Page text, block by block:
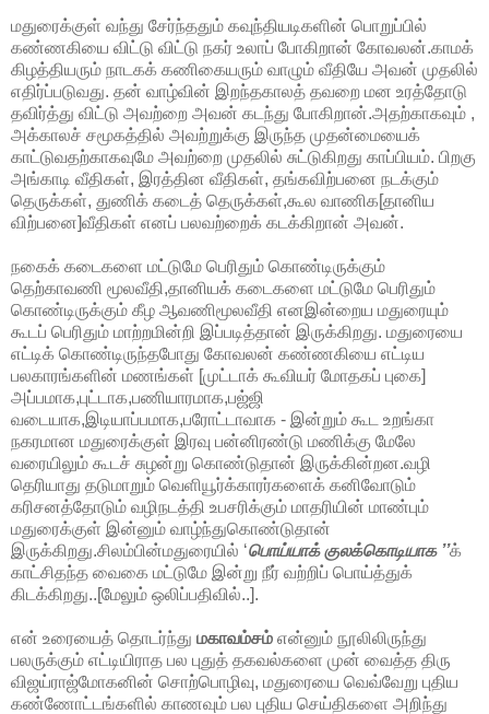
மதுரைக்குள் வந்து சேர்ந்ததும் கவுந்தியடிகளின் பொறுப்பில்
கண்ணகியை விட்டு விட்டு நகர் உலாப் போகிறான் கோவலன்.காமக்
கிழத்தியரும் நாடகக் கணிகையரும் வாழும் வீதியே அவன் முதலில்
எதிர்ப்படுவது. தன் வாழ்வின் இறந்தகாலத் தவறை மன உரத்தோடு
தவிர்த்து விட்டு அவற்றை அவன் கடந்து போகிறான்.அதற்காகவும் ,
அக்காலச் சமூகத்தில் அவற்றுக்கு இருந்த முதன்மையைக்
காட்டுவதற்காகவுமே அவற்றை முதலில் சுட்டுகிறது காப்பியம். பிறகு
அங்காடி வீதிகள், இரத்தின வீதிகள், தங்கவிற்பனை நடக்கும்
தெருக்கள், துணிக் கடைத் தெருக்கள்,கூல வாணிக[தானிய
விற்பனை]வீதிகள் எனப் பலவற்றைக் கடக்கிறான் அவன்.
நகைக் கடைகளை மட்டுமே பெரிதும் கொண்டிருக்கும்
தெற்காவணி மூலவீதி,தானியக் கடைகளை மட்டுமே பெரிதும்
கொண்டிருக்கும் கீழ ஆவணிமூலவீதி எனஇன்றைய மதுரையும்
கூடப் பெரிதும் மாற்றமின்றி இப்படித்தான் இருக்கிறது. மதுரையை
எட்டிக் கொண்டிருந்தபோது கோவலன் கண்ணகியை எட்டிய
பலகாரங்களின் மணங்கள் [முட்டாக் கூவியர் மோதகப் புகை]
அப்பமாக,புட்டாக,பணியாரமாக,பஜ்ஜி
வடையாக,இடியாப்பமாக,பரோட்டாவாக - இன்றும் கூட உறங்கா
நகரமான மதுரைக்குள் இரவு பன்னிரண்டு மணிக்கு மேலே
வரையிலும் கூடச் சுழன்று கொண்டுதான் இருக்கின்றன.வழி
தெரியாது தடுமாறும் வெளியூர்க்காரர்களைக் கனிவோடும்
கரிசனத்தோடும் வழிநடத்தி உபசரிக்கும் மாதரியின் மாண்பும்
மதுரைக்குள் இன்னும் வாழ்ந்துகொண்டுதான்
இருக்கிறது.சிலம்பின்மதுரையில் ‘பொய்யாக் குலக்கொடியாக ’’க்
காட்சிதந்த வைகை மட்டுமே இன்று நீர் வற்றிப் பொய்த்துக்
கிடக்கிறது..[மேலும் ஒலிப்பதிவில்..].
என் உரையைத் தொடர்ந்து மகாவம்சம் என்னும் நூலிலிருந்து
பலருக்கும் எட்டியிராத பல புதுத் தகவல்களை முன் வைத்த திரு
விஜய்ராஜ்மோகனின் சொற்பொழிவு, மதுரையை வெவ்வேறு புதிய
கண்ணோட்டங்களில் காணவும் பல புதிய செய்திகளை அறிந்து